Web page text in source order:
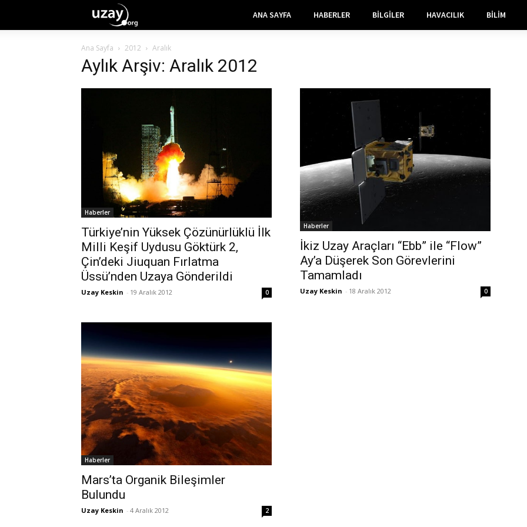
ANA SAYFA HABERLER BILGILER HAVACILIK BILIM
Ana Sayfa 2012 Aralık
Aylık Arşiv: Aralık 2012
Haberler
Türkiye’nin Yüksek Çözünürlüklü İlk
Milli Keşif Uydusu Göktürk 2,
Çin’deki Jiuquan Fırlatma
Üssü’nden Uzaya Gönderildi
Uzay Keskin - 19 Aralık 2012 0
Haberler
İkiz Uzay Araçları “Ebb” ile “Flow”
Ay’a Düşerek Son Görevlerini
Tamamladı
Uzay Keskin - 18 Aralık 2012 0
Haberler
Mars’ta Organik Bileşimler
Bulundu
Uzay Keskin - 4 Aralık 2012 2